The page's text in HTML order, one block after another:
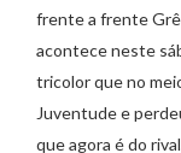
frente a frente
acontece neste
tricolor que no
Juventude e
que agora é do